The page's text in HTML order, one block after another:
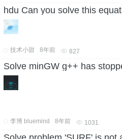
hdu Can you solve this
技术小甜
8年前 827
Solve minGW g++ has
李博 bluemind
8年前 1031